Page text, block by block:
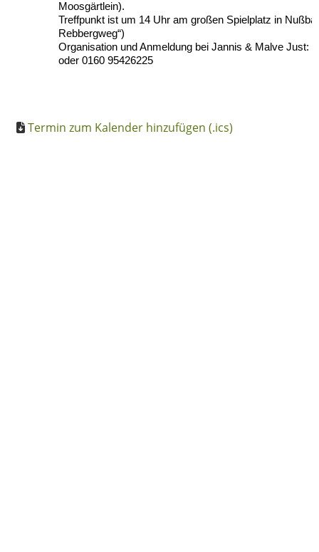
Moosgärtlein).
Treffpunkt ist um 14 Uhr am großen Spielplatz in
Rebbergweg“)
Organisation und Anmeldung bei Jannis & Malve Just:
oder 0160 95426225
Termin zum Kalender hinzufügen (.ics)